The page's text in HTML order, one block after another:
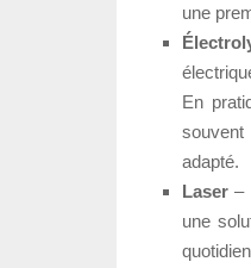
une
En
adapté.
Laser –
une